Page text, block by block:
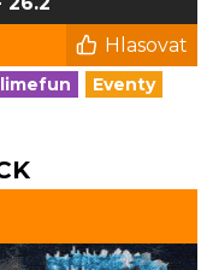
Hlasovat
Eventy